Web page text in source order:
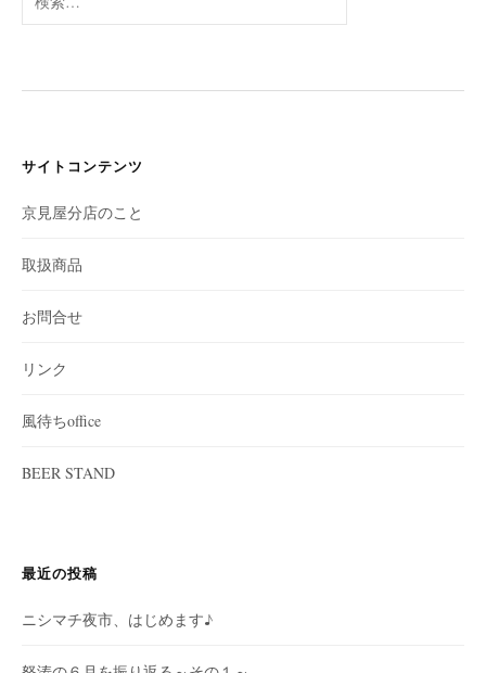
索:
サイトコンテンツ
京見屋分店のこと
取扱商品
お問合せ
リンク
風待ちoffice
BEER STAND
最近の投稿
ニシマチ夜市、はじめます♪